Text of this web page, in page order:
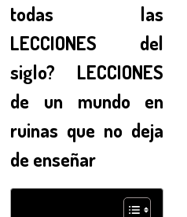
todas las
LECCIONES del
siglo? LECCIONES
de un mundo en
ruinas que no deja
de enseñar